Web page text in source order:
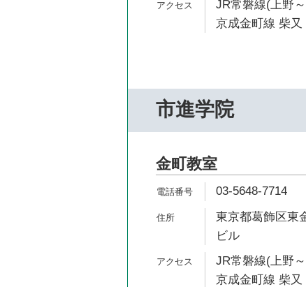
JR常磐線(上野
京成金町線 柴又
市進学院
金町教室
03-5648-7714
東京都葛飾区東
ビル
JR常磐線(上野
京成金町線 柴又